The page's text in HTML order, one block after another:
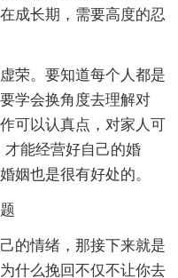
成长期，需要高度的忍
荣。要知道每个人都是
学会换角度去理解对
可以认真点，对家人可
能经营好自己的婚
姻也是很有好处的。
的情绪，那接下来就是
什么挽回不仅不让你去